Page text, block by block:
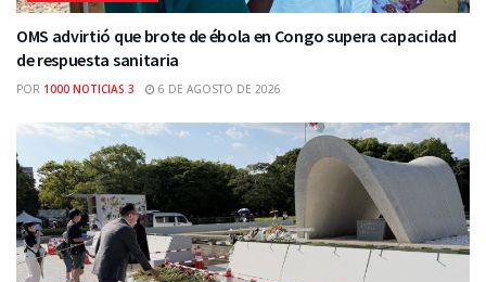
OMS advirtió que brote de ébola en Congo supera capacidad
de respuesta sanitaria
POR 1000 NOTICIAS 3 6 DE AGOSTO DE 2026